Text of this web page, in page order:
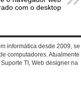
com o desktop
informática desde 2009, se
computadores. Atualmente
TI, Web designer na